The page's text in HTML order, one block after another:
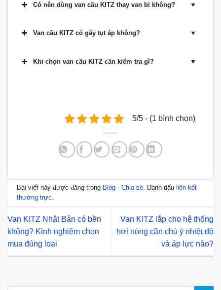
Có nên dùng van cầu KITZ thay van bi không?
Van cầu KITZ có gây tụt áp không?
Khi chọn van cầu KITZ cần kiểm tra gì?
5/5 - (1 bình chọn)
Bài viết này được đăng trong Blog - Chia sẻ. Đánh dấu liên kết
thường trực.
Van KITZ Nhật Bản có bền
không? Kinh nghiệm chọn
mua đúng loại
Van KITZ lắp cho hệ thống
hơi nóng cần chú ý nhiệt độ
và áp lực nào?